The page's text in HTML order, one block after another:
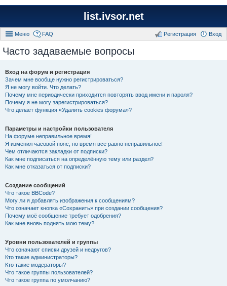
list.ivsor.net
Меню FAQ Вход
Регистрация
Часто задаваемые вопросы
Вход на форум и регистрация
Зачем мне вообще нужно регистрироваться?
Я не могу войти. Что делать?
Почему мне периодически приходится повторять ввод имени и пароля?
Почему я не могу зарегистрироваться?
Что делает функция «Удалить cookies форума»?
Параметры и настройки пользователя
На форуме неправильное время!
Я изменил часовой пояс, но время все равно неправильное!
Чем отличаются закладки от подписки?
Как мне подписаться на определённую тему или раздел?
Как мне отказаться от подписки?
Создание сообщений
Что такое BBCode?
Могу ли я добавлять изображения к сообщениям?
Что означает кнопка «Сохранить» при создании сообщения?
Почему моё сообщение требует одобрения?
Как мне вновь поднять мою тему?
Уровни пользователей и группы
Что означают списки друзей и недругов?
Кто такие администраторы?
Кто такие модераторы?
Что такое группы пользователей?
Что такое группа по умолчанию?